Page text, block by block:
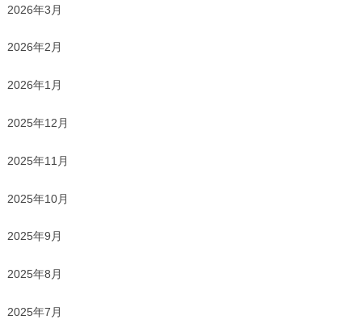
2026年3月
2026年2月
2026年1月
2025年12月
2025年11月
2025年10月
2025年9月
2025年8月
2025年7月